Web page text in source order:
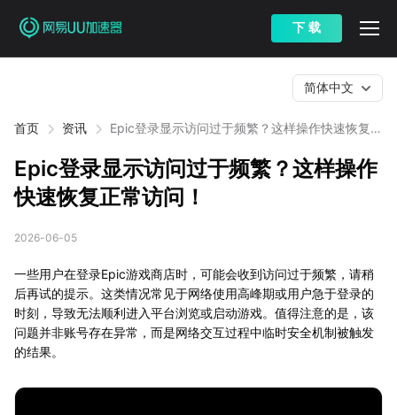
下 载
首页 资讯
Epic登录显示访问过于频繁？这样操作快速恢复正
简体中文
Epic登录显示访问过于频繁？这样操作
快速恢复正常访问！
2026-06-05
一些用户在登录Epic游戏商店时，可能会收到访问过于频繁，请稍
后再试的提示。这类情况常见于网络使用高峰期或用户急于登录的
时刻，导致无法顺利进入平台浏览或启动游戏。值得注意的是，该
问题并非账号存在异常，而是网络交互过程中临时安全机制被触发
的结果。